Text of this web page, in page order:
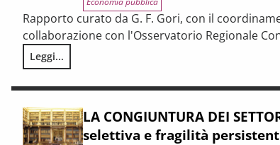
Rapporto curato da G. F. Gori, con il
collaborazione con l'Osservatorio Regionale
Leggi...
I CONTRATTI PUBBLICI AL TERMINE DEL
LA CONGIUNTURA DEI
selettiva e fragilità